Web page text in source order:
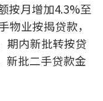
按月增加4.3%至
物业按揭贷款，
期内新批转按贷
新批二手贷款金